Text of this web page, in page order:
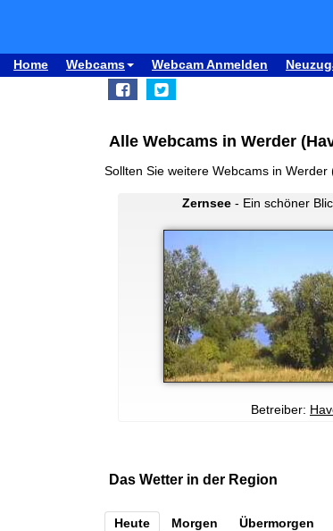
Home Webcams Webcam Anmelden
Alle Webcams in Werder
Sollten Sie weitere Webcams in
Zernsee - Ein schöner
Betreiber:
Das Wetter in der Region
Heute Morgen Übermorgen